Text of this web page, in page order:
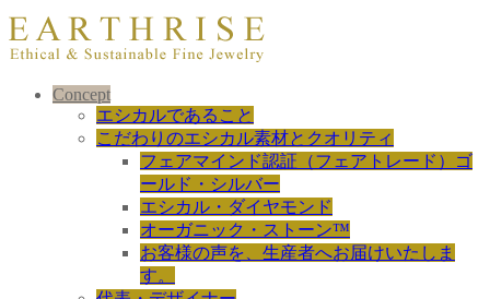
Concept
エシカルであること
こだわりのエシカル素材とクオリティ
フェアマインド認証（フェアトレード）ゴ
ールド・シルバー
エシカル・ダイヤモンド
オーガニック・ストーン™
お客様の声を、生産者へお届けいたしま
す。